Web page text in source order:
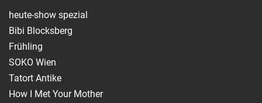
heute-show spezial
Bibi Blocksberg
Frühling
SOKO Wien
Tatort Antike
How I Met Your Mother